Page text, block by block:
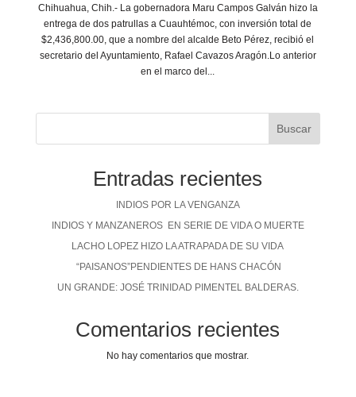
Chihuahua, Chih.- La gobernadora Maru Campos Galván hizo la
entrega de dos patrullas a Cuauhtémoc, con inversión total de
$2,436,800.00, que a nombre del alcalde Beto Pérez, recibió el
secretario del Ayuntamiento, Rafael Cavazos Aragón.Lo anterior
en el marco del...
Buscar
Entradas recientes
INDIOS POR LA VENGANZA
INDIOS Y MANZANEROS EN SERIE DE VIDA O MUERTE
LACHO LOPEZ HIZO LA ATRAPADA DE SU VIDA
“PAISANOS”PENDIENTES DE HANS CHACÓN
UN GRANDE: JOSÉ TRINIDAD PIMENTEL BALDERAS.
Comentarios recientes
No hay comentarios que mostrar.